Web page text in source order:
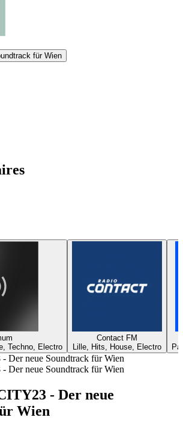
für Wien
Techno, Electro
Contact FM
Lille, Hits, House, Electro
Der neue Soundtrack für Wien
Der neue Soundtrack für Wien
- Der neue
Wien